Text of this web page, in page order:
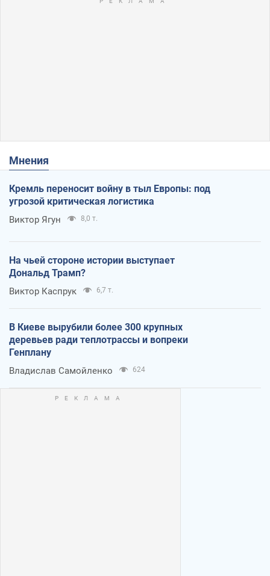
Мнения
Кремль переносит войну в тыл Европы: под
угрозой критическая логистика
Виктор Ягун 8,0 т.
На чьей стороне истории выступает
Дональд Трамп?
Виктор Каспрук 6,7 т.
В Киеве вырубили более 300 крупных
деревьев ради теплотрассы и вопреки
Генплану
Владислав Самойленко 624